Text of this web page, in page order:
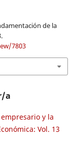
de la
7803
a
y la
Vol. 13